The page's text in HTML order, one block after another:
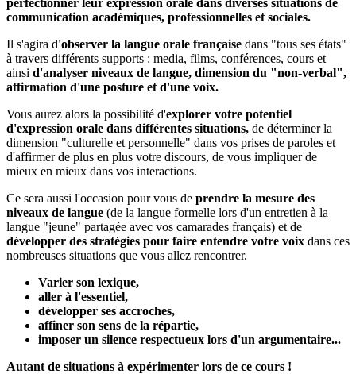
communication académiques, professionnelles et sociales.
Il s'agira d'observer la langue orale française dans "tous ses états"
à travers différents supports : media, films, conférences, cours et
ainsi d'analyser niveaux de langue, dimension du "non-verbal",
affirmation d'une posture et d'une voix.
Vous aurez alors la possibilité d'explorer votre potentiel
d'expression orale dans différentes situations, de déterminer la
dimension "culturelle et personnelle" dans vos prises de paroles et
d'affirmer de plus en plus votre discours, de vous impliquer de
mieux en mieux dans vos interactions.
Ce sera aussi l'occasion pour vous de prendre la mesure des
niveaux de langue (de la langue formelle lors d'un entretien à la
langue "jeune" partagée avec vos camarades français) et de
développer des stratégies pour faire entendre votre voix dans ces
nombreuses situations que vous allez rencontrer.
Varier son lexique,
aller à l'essentiel,
développer ses accroches,
affiner son sens de la répartie,
imposer un silence respectueux lors d'un argumentaire...
Autant de situations à expérimenter lors de ce cours !